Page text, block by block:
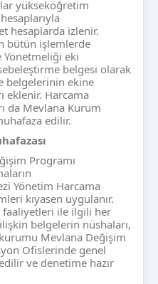
yükseköğretim
hesaplarda izlenir.
bütün işlemlerde
Yönetmeliği eki
belgesi olarak
belgelerinin ekine
eklenir. Harcama
da Mevlana Kurum
edilir.
ı
Programı
Yönetim Harcama
kıyasen uygulanır.
faaliyetleri ile ilgili her
belgelerin nüshaları,
Mevlana Değişim
Ofislerinde genel
ve denetime hazır